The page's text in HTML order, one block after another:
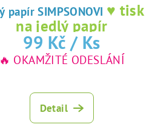
Jedlý papír SIMPSONOVI ♥ tisk
na jedlý papír
99 Kč / Ks
🔥 OKAMŽITÉ ODESLÁNÍ
Detail